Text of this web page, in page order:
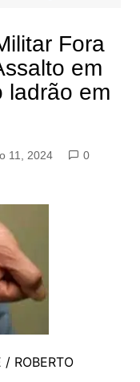
Fora
em
ladrão em
11, 2024
0
/ ROBERTO